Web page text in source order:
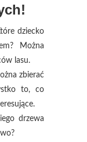
dziecko
Można
lasu.
zbierać
to, co
drzewa